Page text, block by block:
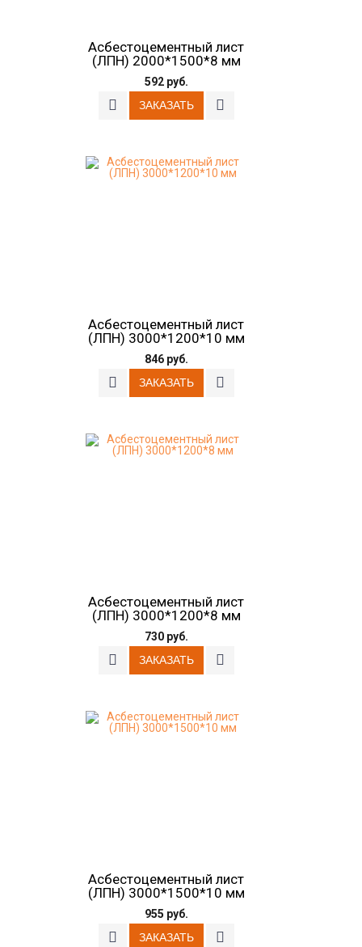
Асбестоцементный лист
(ЛПН) 2000*1500*8 мм
592 руб.
Асбестоцементный лист
(ЛПН) 3000*1200*10 мм
846 руб.
Асбестоцементный лист
(ЛПН) 3000*1200*8 мм
730 руб.
Асбестоцементный лист
(ЛПН) 3000*1500*10 мм
955 руб.